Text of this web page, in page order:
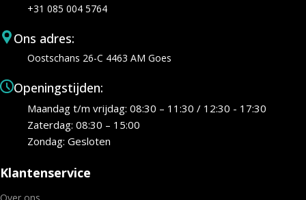
+31 085 004 5764
Ons adres:
Oostschans 26-C 4463 AM Goes
Openingstijden:
Maandag t/m vrijdag: 08:30 – 11:30 / 12:30 - 17:30
Zaterdag: 08:30 – 15:00
Zondag: Gesloten
Klantenservice
Over ons